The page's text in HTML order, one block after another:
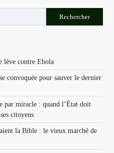
Rechercher
lève contre Ebola
convoquée pour sauver le dernier
par miracle : quand l’État doit
citoyens
la Bible : le vieux marché de